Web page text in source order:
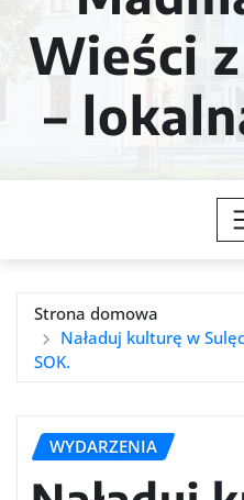
Wieści
–
Strona domowa
Naładuj kulturę w
SOK.
WYDARZENIA